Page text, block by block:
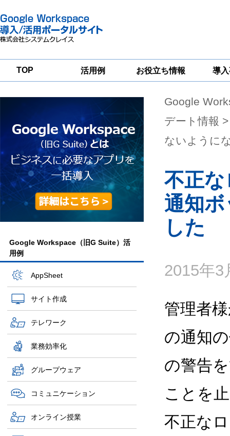
TOP 活用例 お役立ち情報
一
導
グループウェア
移行支援
Google
Workspace
セキュリティ
対策サービス
Google Workspace（旧G Suite）活
用例
AppSheet
サイト作成
テレワーク
業務効率化
グループウェア
コミュニケーション
オンライン授業
Google
デート情報
ないように
不正
通知
した
2015年3
管理者
の通知
の警告
ことを
不正な